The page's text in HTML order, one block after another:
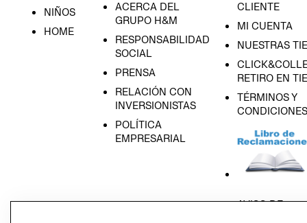
NIÑOS
HOME
ACERCA DEL
GRUPO H&M
RESPONSABILIDAD
SOCIAL
PRENSA
RELACIÓN CON
INVERSIONISTAS
POLÍTICA
EMPRESARIAL
CLIENTE
MI CUENTA
NUESTRAS
RETIRO EN
TÉRMINOS Y
CONDICIONES
AVISO DE